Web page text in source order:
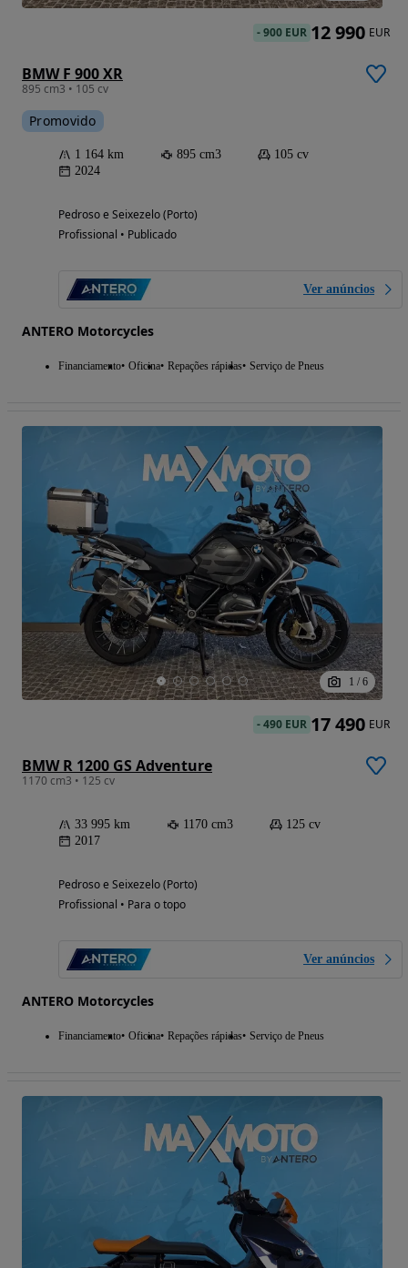
BMW F 900 XR
895 cm3 • 105 cv
Promovido
1 164 km 895 cm3
105 cv
2024
Pedroso e Seixezelo (Porto)
Profissional • Publicado
Ver anúncios
ANTERO Motorcycles
Financiamento Oficina Repações rápidas Serviço de Pneus
-900 EUR 12 990 EUR
1 / 6
BMW R 1200 GS Adventure
1170 cm3 • 125 cv
33 995 km 1170 cm3
125 cv
2017
Pedroso e Seixezelo (Porto)
Profissional • Para o topo
Ver anúncios
ANTERO Motorcycles
Financiamento Oficina Repações rápidas Serviço de Pneus
-490 EUR 17 490 EUR